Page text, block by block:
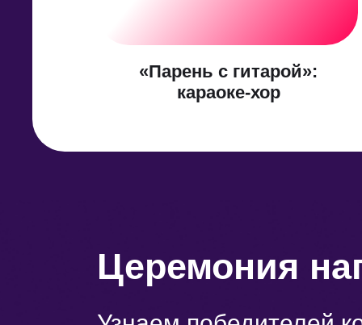
«Парень с гитарой»:
караоке-хор
Церемония